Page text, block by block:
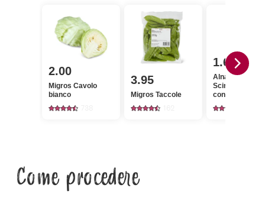
2.00
Migros Cavolo
bianco
3.95
Migros Taccole
1.60
Alnatura Bio
Sciroppo
concentrato di
agave
Come procedere